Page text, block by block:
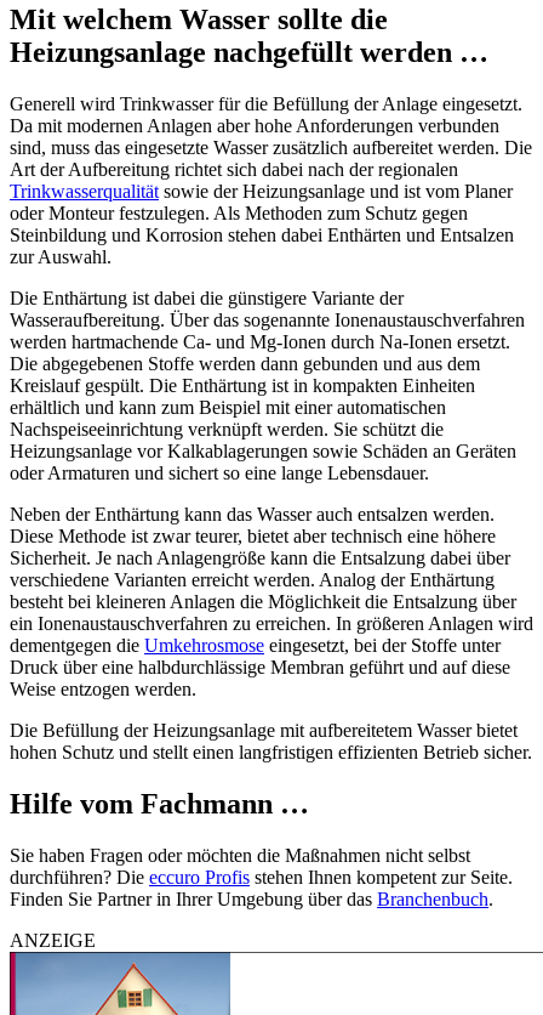
Mit welchem Wasser sollte die
Heizungsanlage nachgefüllt werden …
Generell wird Trinkwasser für die Befüllung der Anlage eingesetzt.
Da mit modernen Anlagen aber hohe Anforderungen verbunden
sind, muss das eingesetzte Wasser zusätzlich aufbereitet werden. Die
Art der Aufbereitung richtet sich dabei nach der regionalen
Trinkwasserqualität sowie der Heizungsanlage und ist vom Planer
oder Monteur festzulegen. Als Methoden zum Schutz gegen
Steinbildung und Korrosion stehen dabei Enthärten und Entsalzen
zur Auswahl.
Die Enthärtung ist dabei die günstigere Variante der
Wasseraufbereitung. Über das sogenannte Ionenaustauschverfahren
werden hartmachende Ca- und Mg-Ionen durch Na-Ionen ersetzt.
Die abgegebenen Stoffe werden dann gebunden und aus dem
Kreislauf gespült. Die Enthärtung ist in kompakten Einheiten
erhältlich und kann zum Beispiel mit einerautomatischen
Nachspeiseeinrichtung verknüpft werden. Sie schützt die
Heizungsanlage vor Kalkablagerungen sowie Schäden an Geräten
oder Armaturen und sichert so eine lange Lebensdauer.
Neben der Enthärtung kann das Wasser auch entsalzen werden.
Diese Methode ist zwar teurer, bietet aber technisch eine höhere
Sicherheit. Je nach Anlagengröße kann die Entsalzung dabei über
verschiedene Varianten erreicht werden. Analog derEnthärtung
besteht bei kleineren Anlagen die Möglichkeit die Entsalzung über
ein Ionenaustauschverfahren zu erreichen. In größeren Anlagen wird
dementgegen die Umkehrosmose eingesetzt, bei der Stoffe unter
Druck über eine halbdurchlässige Membran geführt und auf diese
Weise entzogen werden.
Die Befüllung der Heizungsanlage mit aufbereitetem Wasser bietet
hohen Schutz und stellt einen langfristigen effizienten Betrieb sicher.
Hilfe vom Fachmann …
Sie haben Fragen oder möchten die Maßnahmen nicht selbst
durchführen? Die eccuro Profis stehen Ihnen kompetent zur Seite.
Finden Sie Partner in Ihrer Umgebung über das Branchenbuch.
ANZEIGE